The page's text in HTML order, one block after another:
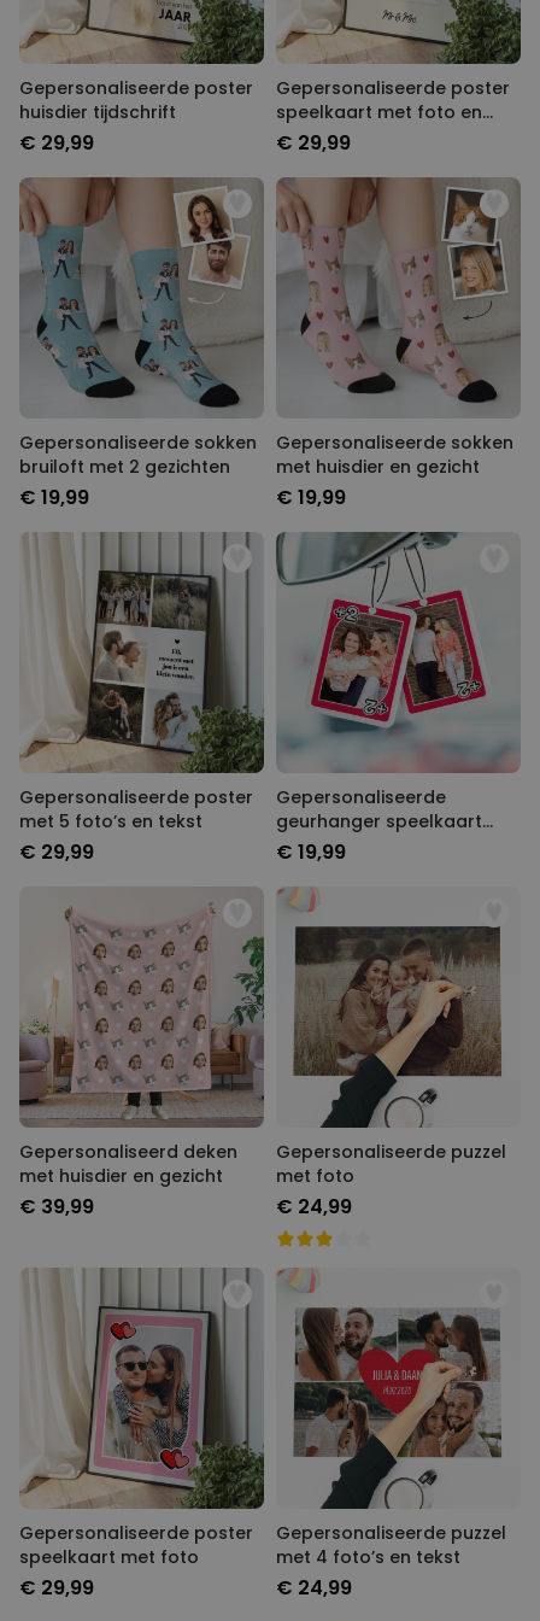
Gepersonaliseerde poster
huisdier tijdschrift
€ 29,99
Gepersonaliseerde poster
speelkaart met foto en
tekst
€ 29,99
Gepersonaliseerde sokken
bruiloft met 2 gezichten
€ 19,99
Gepersonaliseerde sokken
met huisdier en gezicht
€ 19,99
Gepersonaliseerde poster
met 5 foto’s en tekst
€ 29,99
Gepersonaliseerde
geurhanger speelkaart
met foto set van 2
€ 19,99
Gepersonaliseerd deken
met huisdier en gezicht
€ 39,99
Gepersonaliseerde puzzel
met foto
€ 24,99
Gepersonaliseerde poster
speelkaart met foto
€ 29,99
Gepersonaliseerde puzzel
met 4 foto’s en tekst
€ 24,99